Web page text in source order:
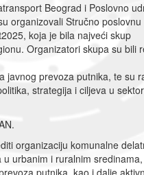
Beograd i Poslovno
organizovali Stručno poslovnu
koja je bila najveći skup
Organizatori skupa su bili
javnog prevoza putnika, te su
strategija i ciljeva u
organizaciju komunalne
urbanim i ruralnim
putnika, kao i dalje